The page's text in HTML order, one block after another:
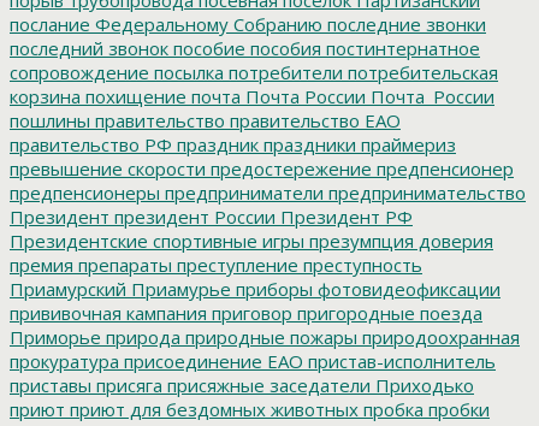
послание Федеральному Собранию последние звонки
последний звонок пособие пособия постинтернатное
сопровождение посылка потребители потребительская
корзина похищение почта Почта России Почта_России
пошлины правительство правительство ЕАО
правительство РФ праздник праздники праймериз
превышение скорости предостережение предпенсионер
предпенсионеры предприниматели предпринимательство
Президент президент России Президент РФ
Президентские спортивные игры презумпция доверия
премия препараты преступление преступность
Приамурский Приамурье приборы фотовидеофиксации
прививочная кампания приговор пригородные поезда
Приморье природа природные пожары природоохранная
прокуратура присоединение ЕАО пристав-исполнитель
приставы присяга присяжные заседатели Приходько
приют приют для бездомных животных пробка пробки